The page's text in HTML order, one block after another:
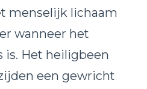
menselijk lichaam
wanneer het
is. Het heiligbeen
een gewricht